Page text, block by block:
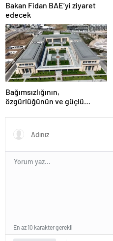
Bakan Fidan BAE’yi ziyaret
edecek
Bağımsızlığının,
özgürlüğünün ve güçlü
Türkiye’den Yavru Vatan’a dev
eserler…
En az 10 karakter gerekli